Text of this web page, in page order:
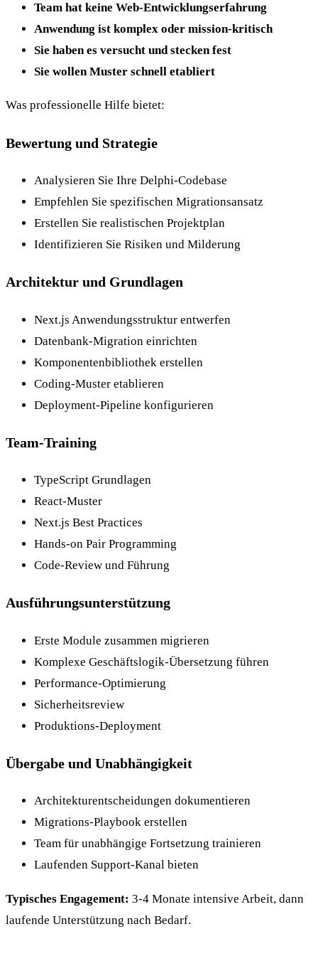
Team hat keine Web-Entwicklungserfahrung
Anwendung ist komplex oder mission-kritisch
Sie haben es versucht und stecken fest
Sie wollen Muster schnell etabliert
Was professionelle Hilfe bietet:
Bewertung und Strategie
Analysieren Sie Ihre Delphi-Codebase
Empfehlen Sie spezifischen Migrationsansatz
Erstellen Sie realistischen Projektplan
Identifizieren Sie Risiken und Milderung
Architektur und Grundlagen
Next.js Anwendungsstruktur entwerfen
Datenbank-Migration einrichten
Komponentenbibliothek erstellen
Coding-Muster etablieren
Deployment-Pipeline konfigurieren
Team-Training
TypeScript Grundlagen
React-Muster
Next.js Best Practices
Hands-on Pair Programming
Code-Review und Führung
Ausführungsunterstützung
Erste Module zusammen migrieren
Komplexe Geschäftslogik-Übersetzung führen
Performance-Optimierung
Sicherheitsreview
Produktions-Deployment
Übergabe und Unabhängigkeit
Architekturentscheidungen dokumentieren
Migrations-Playbook erstellen
Team für unabhängige Fortsetzung trainieren
Laufenden Support-Kanal bieten
Typisches Engagement: 3-4 Monate intensive Arbeit, dann
laufende Unterstützung nach Bedarf.